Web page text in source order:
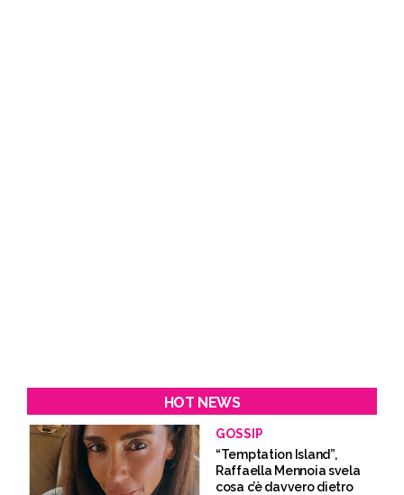
HOT NEWS
GOSSIP
“Temptation Island”,
Raffaella Mennoia svela
cosa c’è davvero dietro